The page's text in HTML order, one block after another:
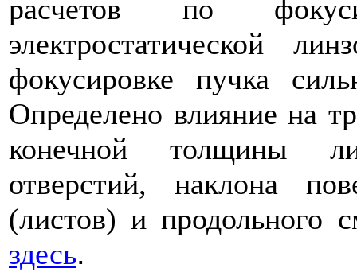
расчетов по
электростатической
фокусировке пучка
Определено влияние на
конечной толщины
отверстий, наклона
(листов) и продольного
здесь.